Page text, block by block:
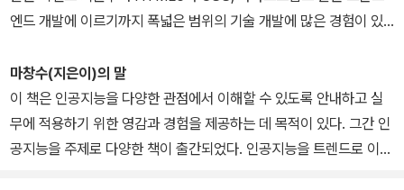
영재를 만드는 아두이노 교실 2/e』(에이콘출판, 2018), 번역서로
『왓슨을 이용한 인공지능 서비스 입문』(책만, 2017), 『자연어 처리
엔드 개발에 이르기까지 폭넓은 범위의 기술 개발에 많은 경험이 있
를 겸하고 있다. 최근에는 A-Frame이나 WebXR 기술을 다양한 디
바이스에 접목하는 기술을 연구하고 있다. 저서로는 『실무가 훤히 보
이는 머신러닝 & 딥러닝』(책만, 2019), 『과학 영재를 만드는 아두이
노 교실 2/e』(에이콘, 2018)이 있다.
마창수(지은이)의 말
이 책은 인공지능을 다양한 관점에서 이해할 수 있도록 안내하고 실
무에 적용하기 위한 영감과 경험을 제공하는 데 목적이 있다. 그간 인
공지능을 주제로 다양한 책이 출간되었다. 인공지능을 트렌드로 이해